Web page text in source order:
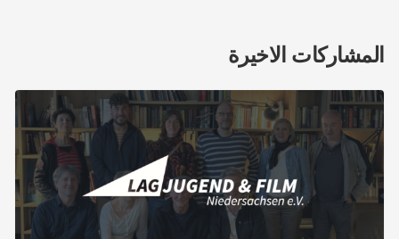
المشاركات الاخيرة